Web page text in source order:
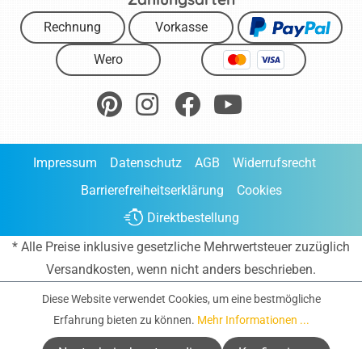
Rechnung Vorkasse
Wero
Impressum Datenschutz AGB
Widerrufsrecht
Barrierefreiheitserklärung
Cookies
Direktbestellung
* Alle Preise inklusive gesetzliche Mehrwertsteuer zuzüglich
Versandkosten, wenn nicht anders beschrieben.
Diese Website verwendet Cookies, um eine bestmögliche
Erfahrung bieten zu können. Mehr Informationen ...